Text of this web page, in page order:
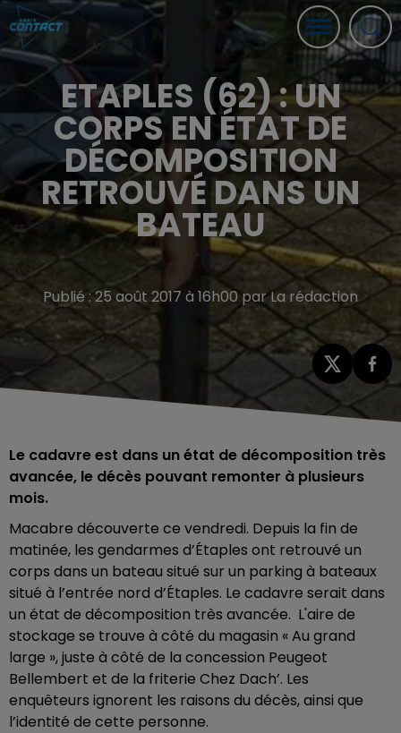
ETAPLES (62) : UN
CORPS EN ÉTAT DE
DÉCOMPOSITION
RETROUVÉ DANS UN
BATEAU
Publié : 25 août 2017 à 16h00 par La rédaction
Le cadavre est dans un état de décomposition très
avancée, le décès pouvant remonter à plusieurs
mois.
Macabre découverte ce vendredi. Depuis la fin de
matinée, les gendarmes d’Étaples ont retrouvé un
corps dans un bateau situé sur un parking à bateaux
situé à l’entrée nord d’Étaples. Le cadavre serait dans
un état de décomposition très avancée. L'aire de
stockage se trouve à côté du magasin « Au grand
large », juste à côté de la concession Peugeot
Bellembert et de la friterie Chez Dach’. Les
enquêteurs ignorent les raisons du décès, ainsi que
l’identité de cette personne.